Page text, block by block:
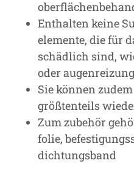
Enthalten keine
elemente, die für
schädlich sind,
oder
Sie können
größtenteils
Zum zubehör
folie,
dichtungsband